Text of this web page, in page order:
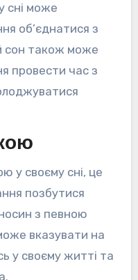
сні може
об’єднатися з
сон також може
провести час з
у своєму сні, це
позбутися
з певною
вказувати на
у своєму житті та